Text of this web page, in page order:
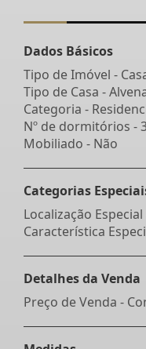
Dados Básicos
Tipo de Imóvel -
Tipo de Casa -
Categoria -
Nº de dormitórios -
Mobiliado - Não
Categorias
Localização
Característica
Detalhes da Venda
Preço de Venda -